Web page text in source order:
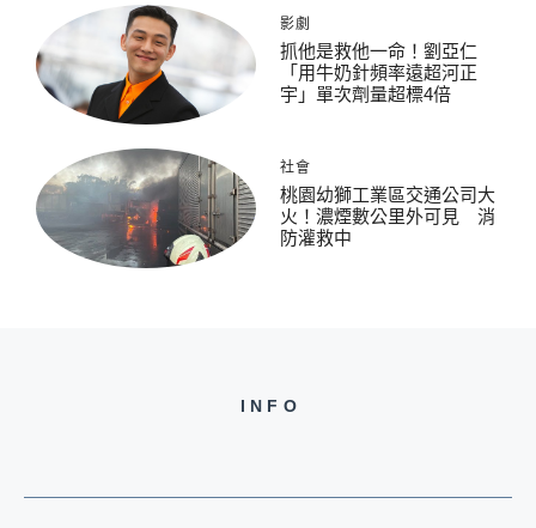
影劇
抓他是救他一命！劉亞仁
「用牛奶針頻率遠超河正
宇」單次劑量超標4倍
社會
桃園幼獅工業區交通公司大
火！濃煙數公里外可見 消
防灌救中
INFO